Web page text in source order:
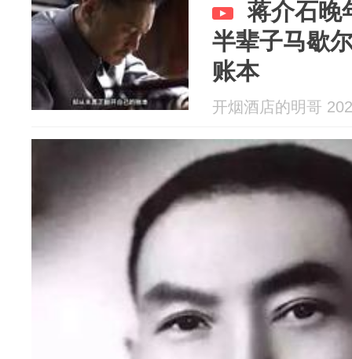
蒋介石晚
半辈子马歇
账本
开烟酒店的明哥